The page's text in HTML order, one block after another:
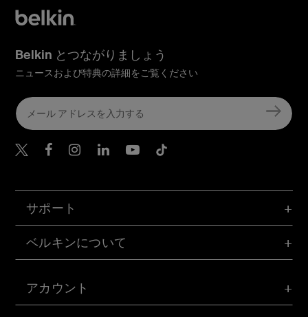
アカウント
サポート
ベルキンについて
Belkin とつながりましょう
ニュースおよび特典の詳細をご覧ください
Belkin Twitter
Belkin Facebook
Belkin Instagram
Belkin LinkedIn
Belkin Youtube
Belkin TikTok